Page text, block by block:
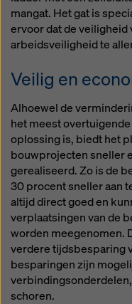
mangat. Het gat is
ervoor dat de veiligheid
arbeidsveiligheid te
Veilig en
Alhoewel de
het meest
oplossing is, biedt het
bouwprojecten sneller
gerealiseerd. Zo is de
30 procent sneller aan
altijd direct goed en
verplaatsingen van de
worden meegenomen.
verdere tijdsbesparing
besparingen zijn
schoren.